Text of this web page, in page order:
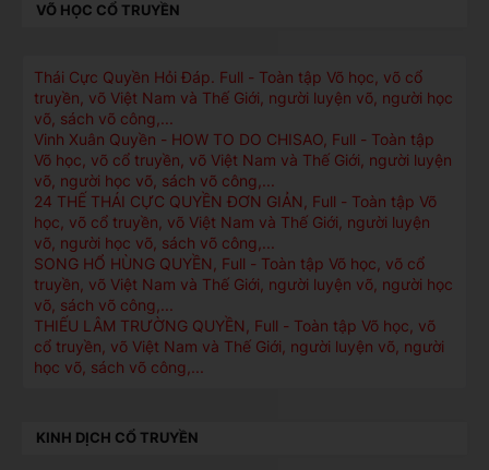
VÕ HỌC CỔ TRUYỀN
Thái Cực Quyền Hỏi Ðáp. Full - Toàn tập Võ học, võ cổ
truyền, võ Việt Nam và Thế Giới, người luyện võ, người học
võ, sách võ công,...
Vinh Xuân Quyền - HOW TO DO CHISAO, Full - Toàn tập
Võ học, võ cổ truyền, võ Việt Nam và Thế Giới, người luyện
võ, người học võ, sách võ công,...
24 THẾ THÁI CỰC QUYỀN ĐƠN GIẢN, Full - Toàn tập Võ
học, võ cổ truyền, võ Việt Nam và Thế Giới, người luyện
võ, người học võ, sách võ công,...
SONG HỔ HÙNG QUYỀN, Full - Toàn tập Võ học, võ cổ
truyền, võ Việt Nam và Thế Giới, người luyện võ, người học
võ, sách võ công,...
THIẾU LÂM TRƯỜNG QUYỀN, Full - Toàn tập Võ học, võ
cổ truyền, võ Việt Nam và Thế Giới, người luyện võ, người
học võ, sách võ công,...
KINH DỊCH CỔ TRUYỀN